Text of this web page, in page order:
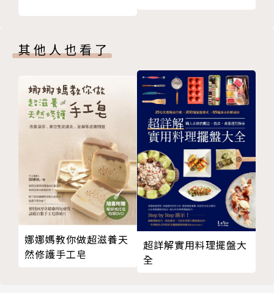
牌陣七 關係牌陣
牌陣八 十二宮牌陣之前世今生
‧全書全彩圖解塔羅牌：作為精進塔羅占卜解牌功力的
必備工具書，對照觀察牌圖更輕鬆！
天空為限
她的犀利，經常一語道破別人刻意操弄的玄機；她的敏
銳，讓她放膽自修占星、塔羅、禪卡。她的自信，讓她
敢破敢立，勇於走出自己的風格。她的家學淵源，更讓
她能西學中用，游刃有餘，在塔羅與禪卡中展現驚人的
20 審判
21 世界
Part 3 小阿爾克納數字牌搭配四大元素
一號牌
權杖一
寶劍一
二號牌
權杖二
寶劍二
聖杯二
錢幣二
三號牌
其他人也看了
娜娜媽教你做超滋養天
然修護手工皂
超詳解實用料理擺盤大
全